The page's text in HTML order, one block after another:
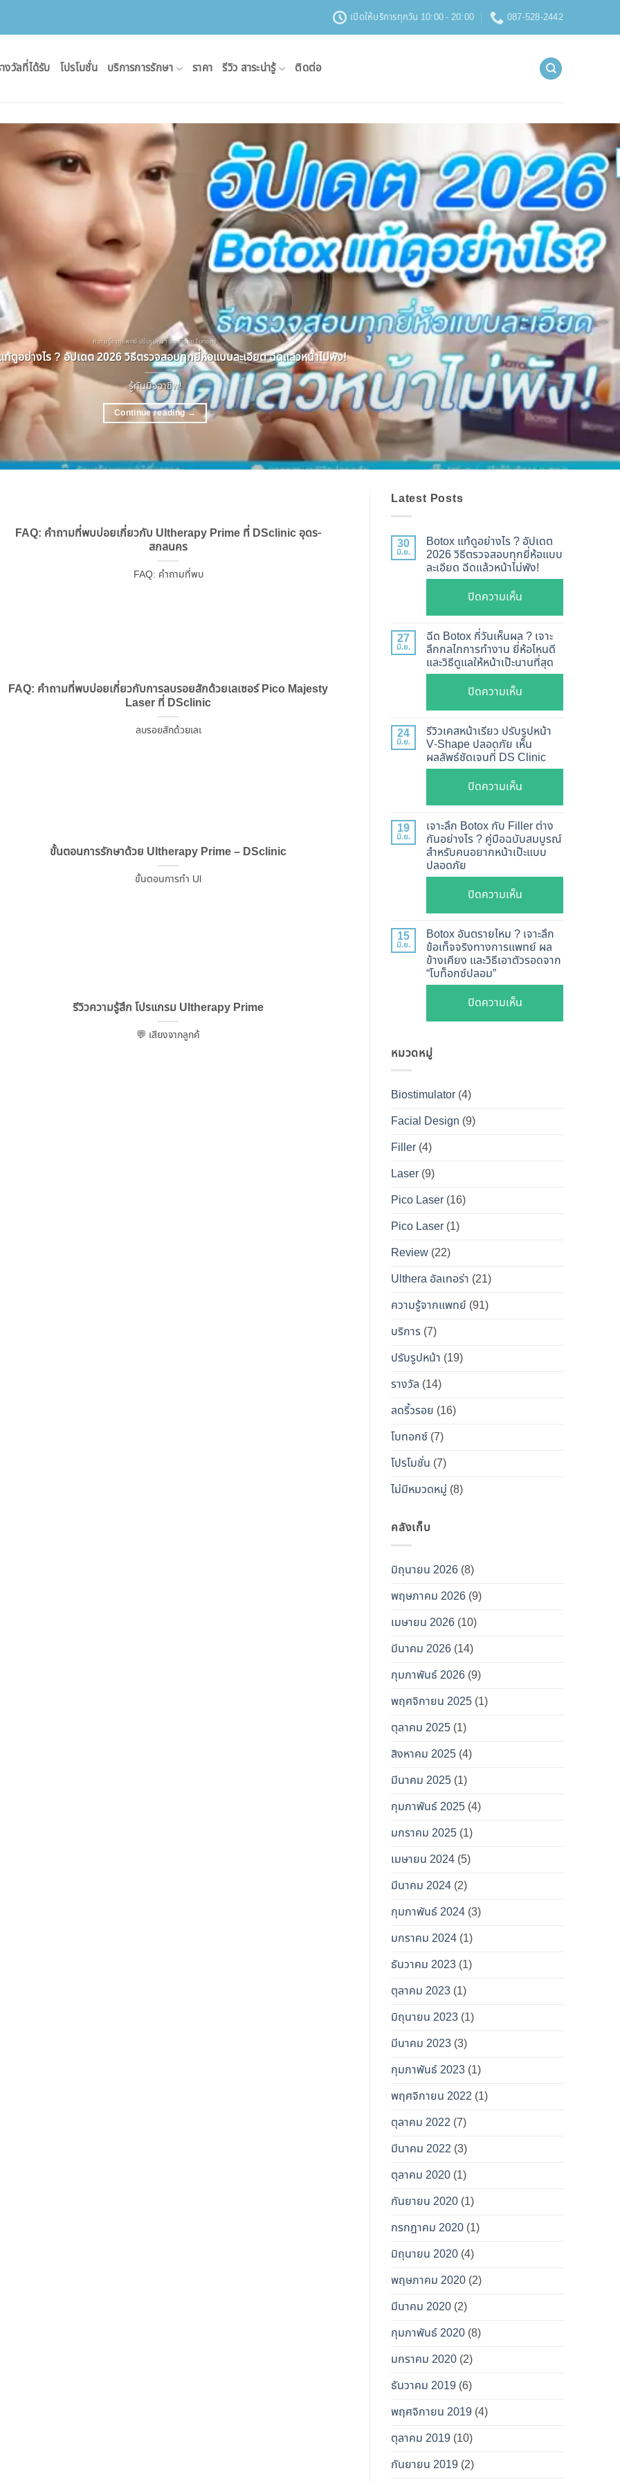
เปิดให้บริการทุกวัน 10:00 - 20:00 087-528-2442
งวัลที่ได้รับ โปรโมชั่น บริการการรักษา ราคา รีวิว สาระน่ารู้ ติดต่อ
ความรู้จากแพทย์ ปรับรูปหน้า ลดริ้วรอย โบทอกซ์
ดูอย่างไร ? อัปเดต 2026 วิธีตรวจสอบทุกยี่ห้อแบบละเอียด ฉีดแล้วหน้าไม่พัง!
รู้ทันมิจฉาชีพ!
Continue reading→
FAQ: คำถามที่พบบ่อยเกี่ยวกับ Ultherapy Prime ที่ DSclinic อุดร-
สกลนคร
FAQ: คำถามที่พบ
FAQ: คำถามที่พบบ่อยเกี่ยวกับการลบรอยสักด้วยเลเซอร์ Pico Majesty
Laser ที่ DSclinic
ลบรอยสักด้วยเลเ
ขั้นตอนการรักษาด้วย Ultherapy Prime – DSclinic
ขั้นตอนการทำ Ul
รีวิวความรู้สึก โปรแกรม Ultherapy Prime
💬 เสียงจากลูกค้
Latest Posts
30
มิ.ย.
Botox แท้ดูอย่างไร ? อัปเดต
2026 วิธีตรวจสอบทุกยี่ห้อแบบ
ละเอียด ฉีดแล้วหน้าไม่พัง!
ปิดความเห็นบน
Botox
แท้
ดู
อย่างไร
อัปเดต
วิธี
ตรวจ
สอบ
ทุก
ยี่ห้อ
แบบ
ละเอียด
ฉีด
แล้ว
หน้า
27
มิ.ย.
ฉีด Botox กี่วันเห็นผล ? เจาะ
ลึกกลไกการทำงาน ยี่ห้อไหนดี
และวิธีดูแลให้หน้าเป๊ะนานที่สุด
ปิดความเห็นบน
ฉีด
Botox
กี่
วัน
ผล
เจาะ
ลึก
การ
ทำงาน
ยี่ห้อ
ไหน
ดี
และ
วิธี
ดูแล
ให้
24
มิ.ย.
รีวิวเคสหน้าเรียว ปรับรูปหน้า
V-Shape ปลอดภัย เห็น
ผลลัพธ์ชัดเจนที่ DS Clinic
ปิดความเห็นบน
รีวิว
เคส
หน้า
เรียว
รูป
Shape
ปลอดภัย
ชัดเจน
19
มิ.ย.
เจาะลึก Botox กับ Filler ต่าง
กันอย่างไร ? คู่มือฉบับสมบูรณ์
สำหรับคนอยากหน้าเป๊ะแบบ
ปลอดภัย
ปิดความเห็นบน
เจาะ
ลึก
Botox
กับ
ต่าง
15
มิ.ย.
Botox อันตรายไหม ? เจาะลึก
ข้อเท็จจริงทางการแพทย์ ผล
ข้างเคียง และวิธีเอาตัวรอดจาก
“โบท็อกซ์ปลอม”
ปิดความเห็นบน
Botox
หมวดหมู่
Biostimulator (4)
Facial Design (9)
Filler (4)
Laser (9)
Pico Laser (16)
Pico Laser (1)
Review (22)
Ulthera อัลเทอร่า (21)
ความรู้จากแพทย์ (91)
บริการ (7)
ปรับรูปหน้า (19)
รางวัล (14)
ลดริ้วรอย (16)
โบทอกซ์ (7)
โปรโมชั่น (7)
ไม่มีหมวดหมู่ (8)
คลังเก็บ
มิถุนายน 2026 (8)
พฤษภาคม 2026 (9)
เมษายน 2026 (10)
มีนาคม 2026 (14)
กุมภาพันธ์ 2026 (9)
พฤศจิกายน 2025 (1)
ตุลาคม 2025 (1)
สิงหาคม 2025 (4)
มีนาคม 2025 (1)
กุมภาพันธ์ 2025 (4)
มกราคม 2025 (1)
เมษายน 2024 (5)
มีนาคม 2024 (2)
กุมภาพันธ์ 2024 (3)
มกราคม 2024 (1)
ธันวาคม 2023 (1)
ตุลาคม 2023 (1)
มิถุนายน 2023 (1)
มีนาคม 2023 (3)
กุมภาพันธ์ 2023 (1)
พฤศจิกายน 2022 (1)
ตุลาคม 2022 (7)
มีนาคม 2022 (3)
ตุลาคม 2020 (1)
กันยายน 2020 (1)
กรกฎาคม 2020 (1)
มิถุนายน 2020 (4)
พฤษภาคม 2020 (2)
มีนาคม 2020 (2)
กุมภาพันธ์ 2020 (8)
มกราคม 2020 (2)
ธันวาคม 2019 (6)
พฤศจิกายน 2019 (4)
ตุลาคม 2019 (10)
กันยายน 2019 (2)